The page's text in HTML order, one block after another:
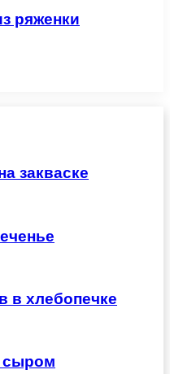
ряженки
закваске
в хлебопечке
сыром